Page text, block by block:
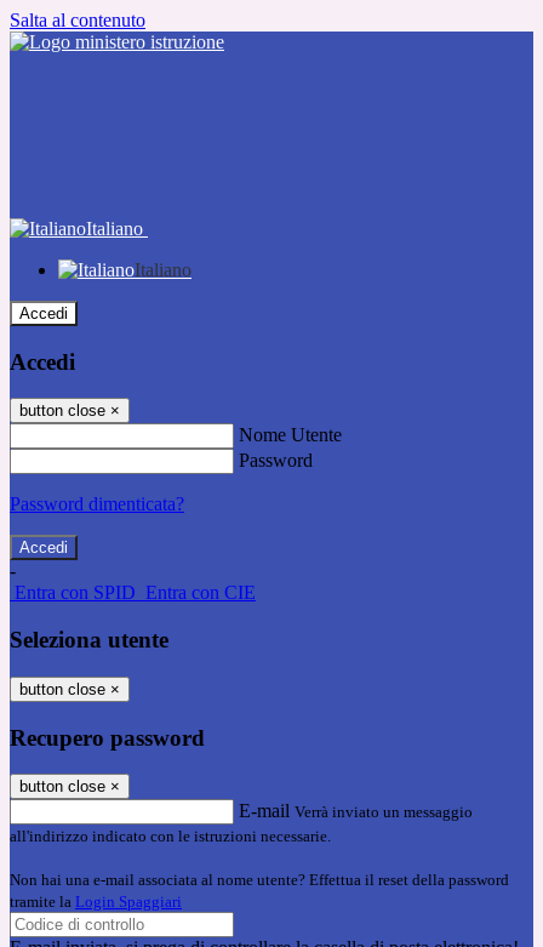
Salta al contenuto
Italiano
Italiano
Accedi
Accedi
button close ×
Nome Utente
Password
Password dimenticata?
-
Entra con SPID Entra con CIE
Seleziona utente
button close ×
Recupero password
button close ×
E-mail Verrà inviato un messaggio
all'indirizzo indicato con le istruzioni necessarie.
Non hai una e-mail associata al nome utente? Effettua il reset della password
tramite la Login Spaggiari